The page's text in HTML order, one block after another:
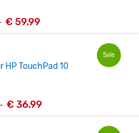
€ 59.99
Sale
HP TouchPad 10
€ 36.99